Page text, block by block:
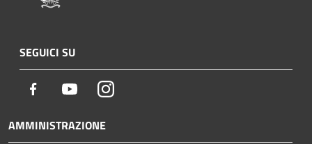
SEGUICI SU
Facebook YoutubeInstagram
AMMINISTRAZIONE